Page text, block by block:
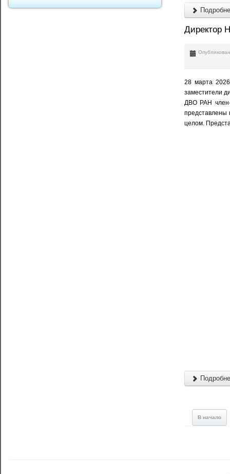
Директор
28 марта
заместители
ДВО РАН член-
представлены
целом.
В начало